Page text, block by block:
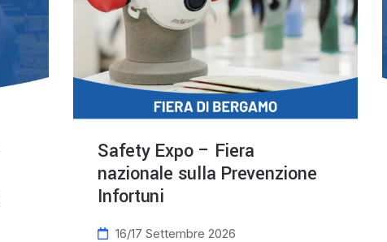
Safety Expo – Fiera
nazionale sulla Prevenzione
Infortuni
16/17 Settembre 2026